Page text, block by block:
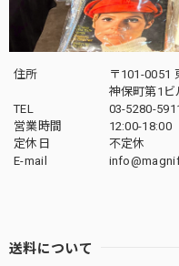
住所
〒101-0051
神保町第1ビ
TEL
03-5280-
営業時間
12:00-18:00
定休日
不定休
E-mail
送料について